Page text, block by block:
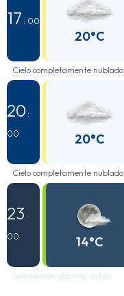
17 : 00
20°C
Cielo completamente nublado
20 :
00
20°C
Cielo completamente nublado
23 :
00
14°C
Soleado con algunas nubes